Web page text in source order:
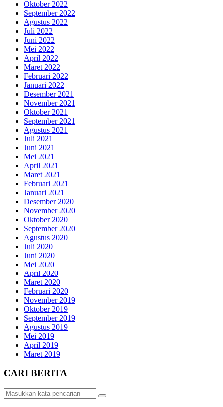
Oktober 2022
September 2022
Agustus 2022
Juli 2022
Juni 2022
Mei 2022
April 2022
Maret 2022
Februari 2022
Januari 2022
Desember 2021
November 2021
Oktober 2021
September 2021
Agustus 2021
Juli 2021
Juni 2021
Mei 2021
April 2021
Maret 2021
Februari 2021
Januari 2021
Desember 2020
November 2020
Oktober 2020
September 2020
Agustus 2020
Juli 2020
Juni 2020
Mei 2020
April 2020
Maret 2020
Februari 2020
November 2019
Oktober 2019
September 2019
Agustus 2019
Mei 2019
April 2019
Maret 2019
CARI BERITA